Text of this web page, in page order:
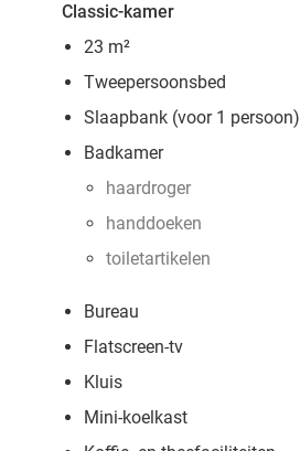
Classic-kamer
23 m²
Tweepersoonsbed
Slaapbank (voor 1 persoon)
Badkamer
haardroger
handdoeken
toiletartikelen
Bureau
Flatscreen-tv
Kluis
Mini-koelkast